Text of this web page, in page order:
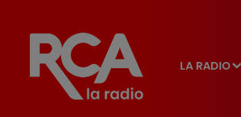
LA RADIO